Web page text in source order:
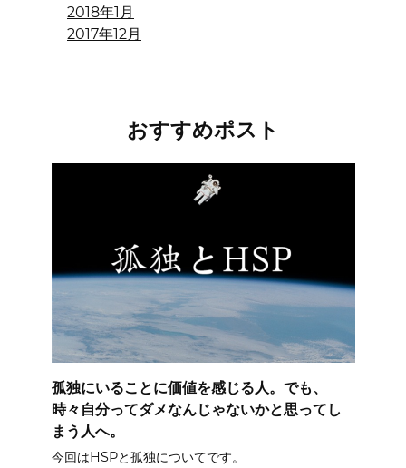
2018年1月
2017年12月
おすすめポスト
孤独にいることに価値を感じる人。でも、
時々自分ってダメなんじゃないかと思ってし
まう人へ。
今回はHSPと孤独についてです。